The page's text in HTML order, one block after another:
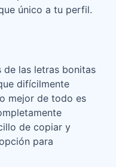
único a tu perfil.
de las letras bonitas
difícilmente
mejor de todo es
de copiar y
para